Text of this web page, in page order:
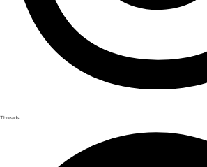
Threads